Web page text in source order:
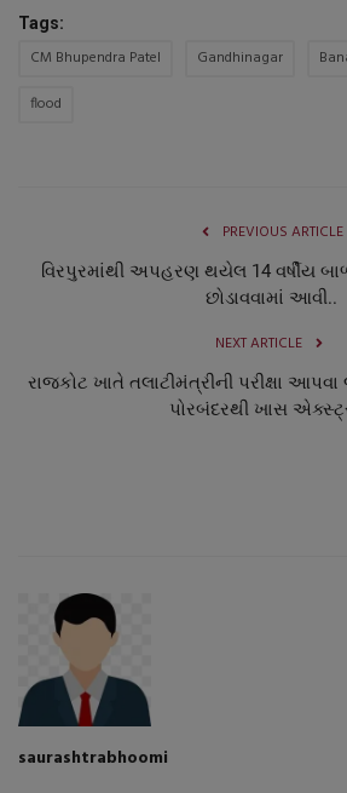
Tags:
CM Bhupendra Patel Gandhinagar
flood
PREVIOUS ARTICLE
વિરપુરમાંથી અપહરણ થયેલ 14 વર્ષીય
છોડાવવામાં આવી..
NEXT ARTICLE
રાજકોટ ખાતે તલાટીમંત્રીની પરીક્ષા આપવા
પોરબંદરથી ખાસ
saurashtrabhoomi